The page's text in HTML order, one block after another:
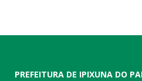
PREFEITURA DE IPIXUNA DO